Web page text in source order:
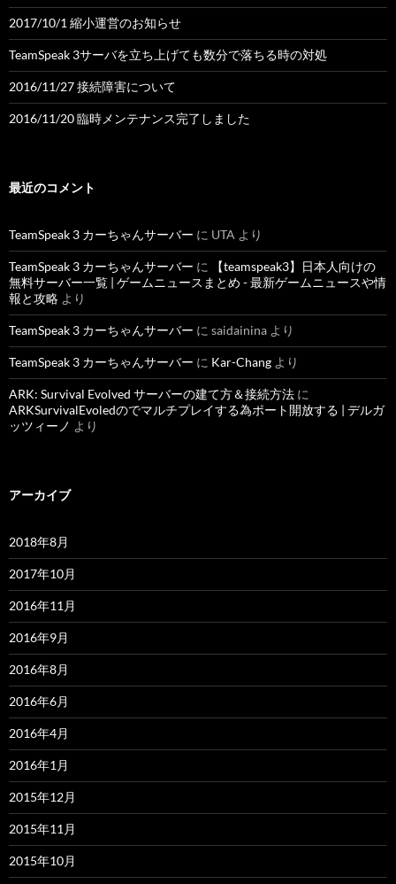
2017/10/1 縮小運営のお知らせ
TeamSpeak 3サーバを立ち上げても数分で落ちる時の対処
2016/11/27 接続障害について
2016/11/20 臨時メンテナンス完了しました
最近のコメント
TeamSpeak 3 カーちゃんサーバー に UTA より
TeamSpeak 3 カーちゃんサーバー に
【teamspeak3】日本人向けの
無料サーバー一覧 | ゲームニュースまとめ - 最新ゲームニュースや情
報と攻略 より
TeamSpeak 3 カーちゃんサーバー に saidainina より
TeamSpeak 3 カーちゃんサーバー に Kar-Chang より
ARK: Survival Evolved サーバーの建て方＆接続方法 に
ARKSurvivalEvoledのでマルチプレイする為ポート開放する | デルガ
ッツィーノ より
アーカイブ
2018年8月
2017年10月
2016年11月
2016年9月
2016年8月
2016年6月
2016年4月
2016年1月
2015年12月
2015年11月
2015年10月